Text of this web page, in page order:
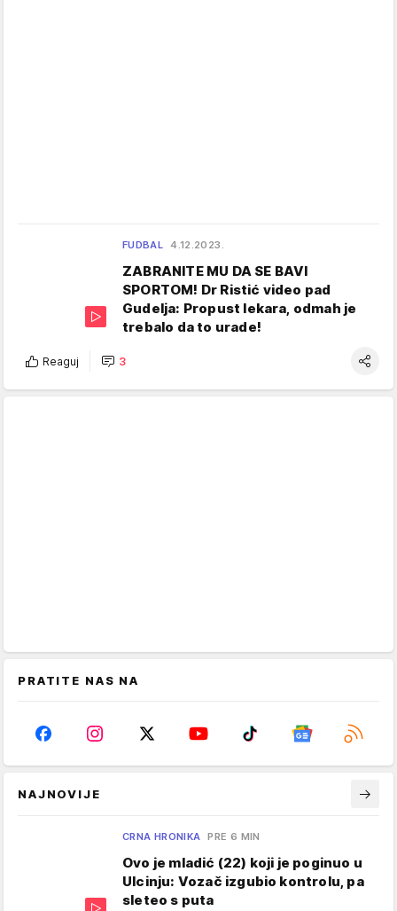
FUDBAL 4.12.2023.
ZABRANITE MU DA SE BAVI
SPORTOM! Dr Ristić video pad
Gudelja: Propust lekara, odmah je
trebalo da to urade!
Reaguj 3
PRATITE NAS NA
NAJNOVIJE
CRNA HRONIKA PRE 6 MIN
Ovo je mladić (22) koji je poginuo u
Ulcinju: Vozač izgubio kontrolu, pa
sleteo s puta